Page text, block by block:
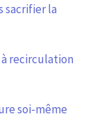
sacrifier la
recirculation
soi-même